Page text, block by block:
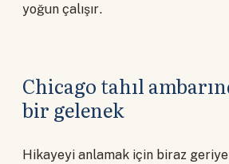
yoğun çalışır.
Chicago tahıl
bir gelenek
Hikayeyi anlamak için biraz